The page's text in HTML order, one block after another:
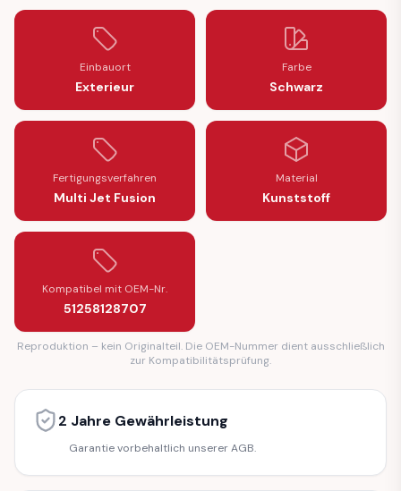
Einbauort
Exterieur
Farbe
Schwarz
Fertigungsverfahren
Multi Jet Fusion
Material
Kunststoff
Kompatibel mit OEM-Nr.
51258128707
Reproduktion – kein Originalteil. Die OEM-Nummer dient ausschließlich
zur Kompatibilitätsprüfung.
2 Jahre Gewährleistung
Garantie vorbehaltlich unserer AGB.